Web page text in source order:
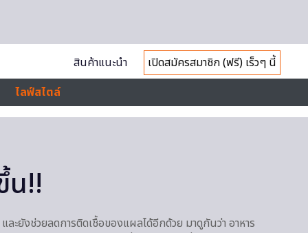
สินค้าแนะนำ
เปิดสมัครสมาชิก (ฟรี) เร็วๆ นี้
ไลฟ์สไตล์
น!!
ะยังช่วยลดการติดเชื้อของแผลได้อีกด้วย มาดูกันว่า อาหาร